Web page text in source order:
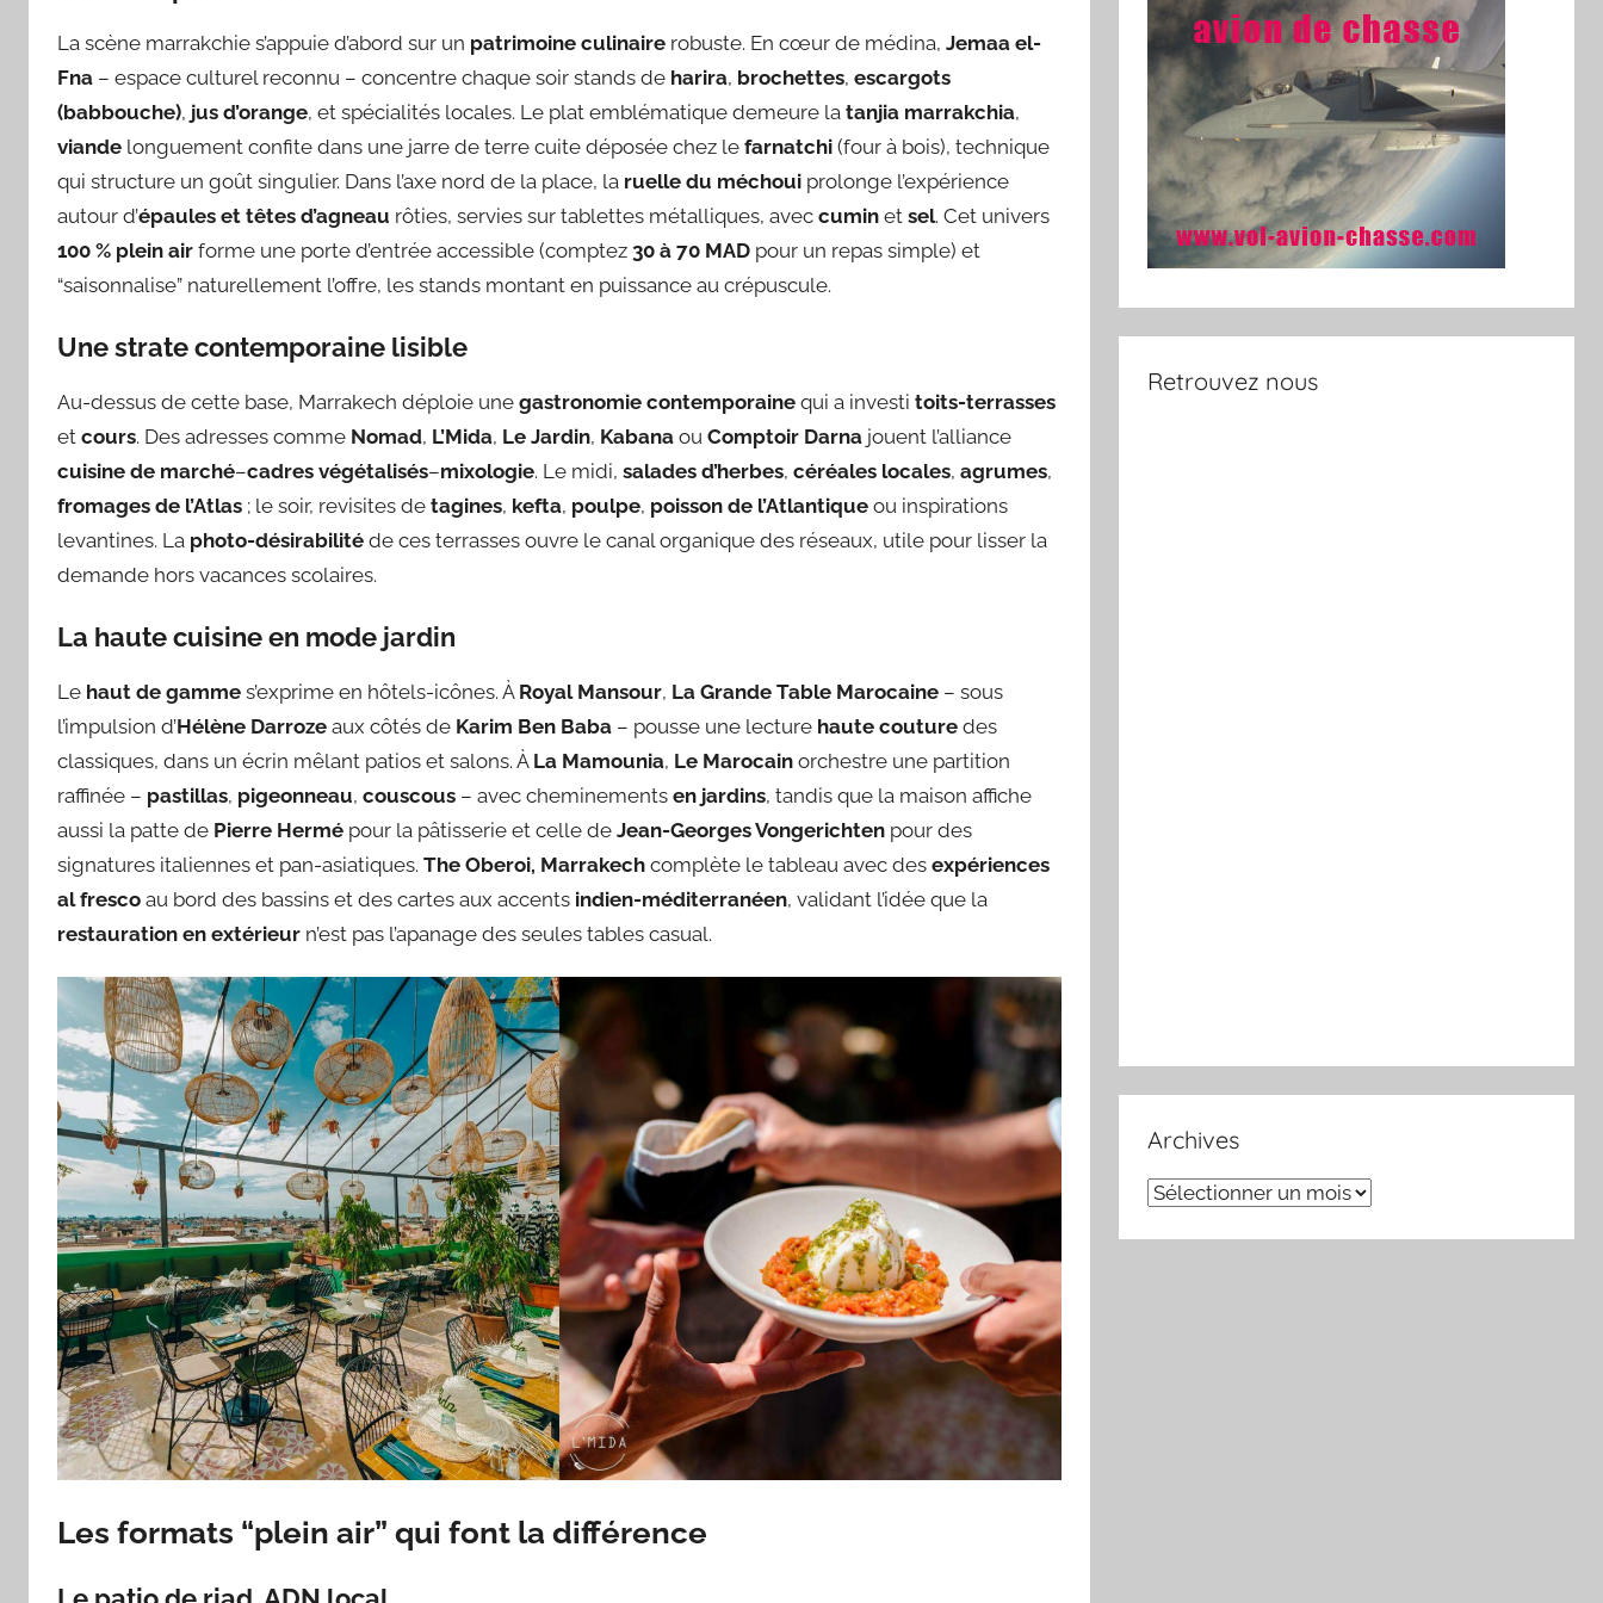
La scène marrakchie s’appuie d’abord sur un patrimoine culinaire robuste. En cœur de médina, Jemaa el-
Fna – espace culturel reconnu – concentre chaque soir stands de harira, brochettes, escargots
(babbouche), jus d’orange, et spécialités locales. Le plat emblématique demeure la tanjia marrakchia,
viande longuement confite dans une jarre de terre cuite déposée chez le farnatchi (four à bois), technique
qui structure un goût singulier. Dans l’axe nord de la place, la ruelle du méchoui prolonge l’expérience
autour d’épaules et têtes d’agneau rôties, servies sur tablettes métalliques, avec cumin et sel. Cet univers
100 % plein air forme une porte d’entrée accessible (comptez 30 à 70 MAD pour un repas simple) et
“saisonnalise” naturellement l’offre, les stands montant en puissance au crépuscule.
Une strate contemporaine lisible
Au-dessus de cette base, Marrakech déploie une gastronomie contemporaine qui a investi toits-terrasses
et cours. Des adresses comme Nomad, L’Mida, Le Jardin, Kabana ou Comptoir Darna jouent l’alliance
cuisine de marché–cadres végétalisés–mixologie. Le midi, salades d’herbes, céréales locales, agrumes,
fromages de l’Atlas ; le soir, revisites de tagines, kefta, poulpe, poisson de l’Atlantique ou inspirations
levantines. La photo-désirabilité de ces terrasses ouvre le canal organique des réseaux, utile pour lisser la
demande hors vacances scolaires.
La haute cuisine en mode jardin
Le haut de gamme s’exprime en hôtels-icônes. À Royal Mansour, La Grande Table Marocaine – sous
l’impulsion d’Hélène Darroze aux côtés de Karim Ben Baba – pousse une lecture haute couture des
classiques, dans un écrin mêlant patios et salons. À La Mamounia, Le Marocain orchestre une partition
raffinée – pastillas, pigeonneau, couscous – avec cheminements en jardins, tandis que la maison affiche
aussi la patte de Pierre Hermé pour la pâtisserie et celle de Jean-Georges Vongerichten pour des
signatures italiennes et pan-asiatiques. The Oberoi, Marrakech complète le tableau avec des expériences
al fresco au bord des bassins et des cartes aux accents indien-méditerranéen, validant l’idée que la
restauration en extérieur n’est pas l’apanage des seules tables casual.
Les formats “plein air” qui font la différence
Retrouvez nous
Archives
Archives